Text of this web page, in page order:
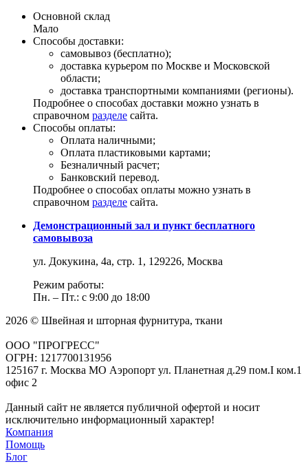
Основной склад
Мало
Способы доставки:
самовывоз (бесплатно);
доставка курьером по Москве и Московской
области;
доставка транспортными компаниями (регионы).
Подробнее о способах доставки можно узнать в
справочном разделе сайта.
Способы оплаты:
Оплата наличными;
Оплата пластиковыми картами;
Безналичный расчет;
Банковский перевод.
Подробнее о способах оплаты можно узнать в
справочном разделе сайта.
Демонстрационный зал и пункт бесплатного
самовывоза
ул. Докукина, 4а, стр. 1, 129226, Москва
Режим работы:
Пн. – Пт.: с 9:00 до 18:00
2026 © Швейная и шторная фурнитура, ткани
ООО "ПРОГРЕСС"
ОГРН: 1217700131956
125167 г. Москва МО Аэропорт ул. Планетная д.29 пом.I ком.1
офис 2
Данный сайт не является публичной офертой и носит
исключительно информационный характер!
Компания
Помощь
Блог